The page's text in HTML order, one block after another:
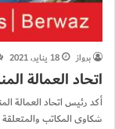
برواز
18 يناير، 2021
اتحاد العمالة
أكد رئيس اتحاد العمالة
شكاوى المكاتب والمتعلقة